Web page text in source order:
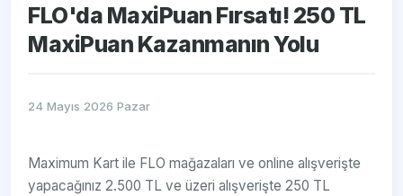
FLO'da MaxiPuan Fırsatı! 250 TL
MaxiPuan Kazanmanın Yolu
24 Mayıs 2026 Pazar
Maximum Kart ile FLO mağazaları ve online alışverişte
yapacağınız 2.500 TL ve üzeri alışverişte 250 TL